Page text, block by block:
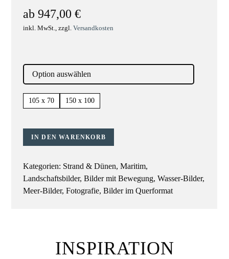
ab 947,00 €
inkl. MwSt., zzgl. Versandkosten
105 x 70 150 x 100
IN DEN WARENKORB
Kategorien: Strand & Dünen, Maritim,
Landschaftsbilder, Bilder mit Bewegung, Wasser-Bilder,
Meer-Bilder, Fotografie, Bilder im Querformat
INSPIRATION